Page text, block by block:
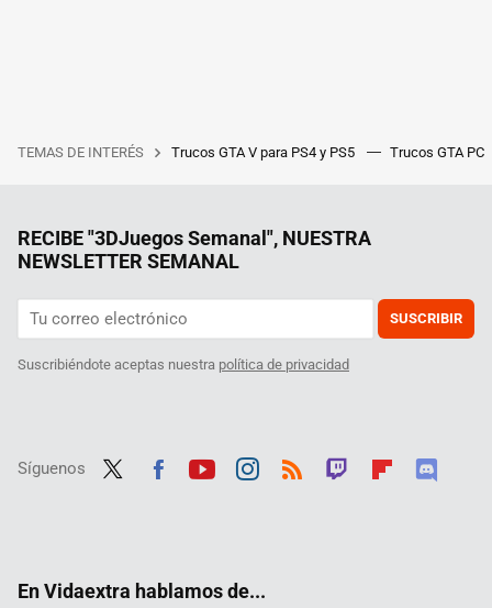
TEMAS DE INTERÉS Trucos GTA V para PS4 y PS5 Trucos GTA PC
RECIBE "3DJuegos Semanal", NUESTRA
NEWSLETTER SEMANAL
SUSCRIBIR
Suscribiéndote aceptas nuestra política de privacidad
Síguenos
En Vidaextra hablamos de...